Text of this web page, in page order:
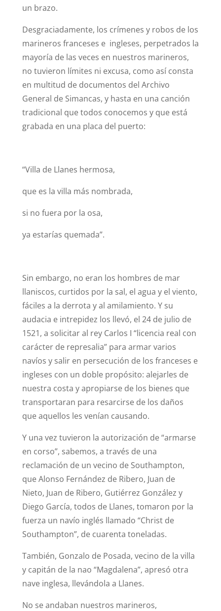
un brazo.
Desgraciadamente, los crímenes y robos de los
marineros franceses e ingleses, perpetrados la
mayoría de las veces en nuestros marineros,
no tuvieron límites ni excusa, como así consta
en multitud de documentos del Archivo
General de Simancas, y hasta en una canción
tradicional que todos conocemos y que está
grabada en una placa del puerto:
“Villa de Llanes hermosa,
que es la villa más nombrada,
si no fuera por la osa,
ya estarías quemada”.
Sin embargo, no eran los hombres de mar
llaniscos, curtidos por la sal, el agua y el viento,
fáciles a la derrota y al amilamiento. Y su
audacia e intrepidez los llevó, el 24 de julio de
1521, a solicitar al rey Carlos I “licencia real con
carácter de represalia” para armar varios
navíos y salir en persecución de los franceses e
ingleses con un doble propósito: alejarles de
nuestra costa y apropiarse de los bienes que
transportaran para resarcirse de los daños
que aquellos les venían causando.
Y una vez tuvieron la autorización de “armarse
en corso”, sabemos, a través de una
reclamación de un vecino de Southampton,
que Alonso Fernández de Ribero, Juan de
Nieto, Juan de Ribero, Gutiérrez González y
Diego García, todos de Llanes, tomaron por la
fuerza un navío inglés llamado “Christ de
Southampton”, de cuarenta toneladas.
También, Gonzalo de Posada, vecino de la villa
y capitán de la nao “Magdalena”, apresó otra
nave inglesa, llevándola a Llanes.
No se andaban nuestros marineros,